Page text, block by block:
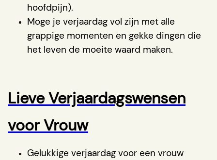
hoofdpijn).
Moge je verjaardag vol zijn met alle
grappige momenten en gekke dingen die
het leven de moeite waard maken.
Lieve Verjaardagswensen
voor Vrouw
Gelukkige verjaardag voor een vrouw